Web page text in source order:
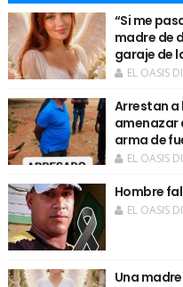
“Si me
madre de
garaje de
EL OASIS
Arrestan a
amenazar
arma de
EL OASIS
Hombre
EL OASIS
Una